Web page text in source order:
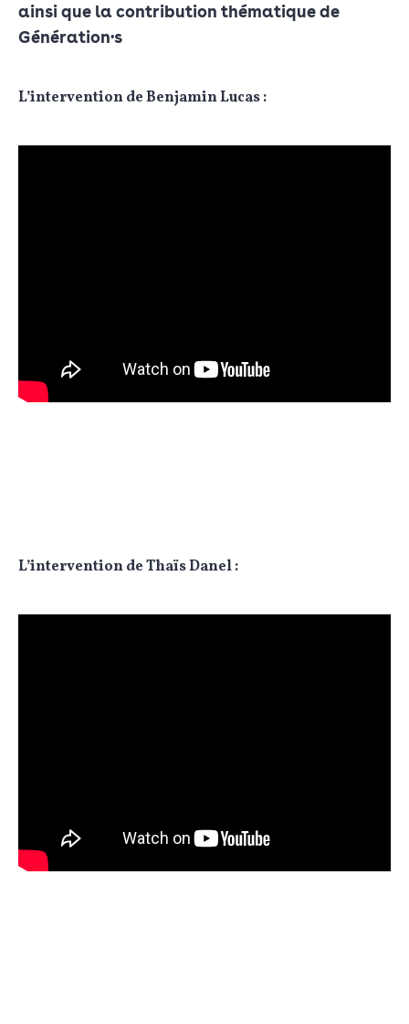
ainsi que la contribution thématique de
Génération·s
L’intervention de Benjamin Lucas :
L’intervention de Thaïs Danel :